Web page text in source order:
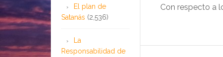
Con respecto a
El plan de
Satanás (2,536)
La
Responsabilidad de